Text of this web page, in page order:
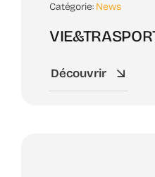
Catégorie: News
Découvrir